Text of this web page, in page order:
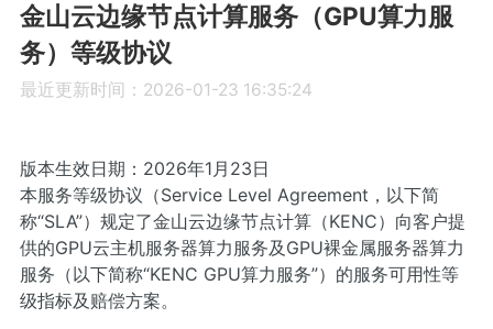
金山云边缘节点计算服务（GPU算力服
务）等级协议
最近更新时间：2026-01-23 16:35:24
版本生效日期：2026年1月23日
本服务等级协议（Service Level Agreement，以下简
称“SLA”）规定了金山云边缘节点计算（KENC）向客户提
供的GPU云主机服务器算力服务及GPU裸金属服务器算力
服务（以下简称“KENC GPU算力服务”）的服务可用性等
级指标及赔偿方案。